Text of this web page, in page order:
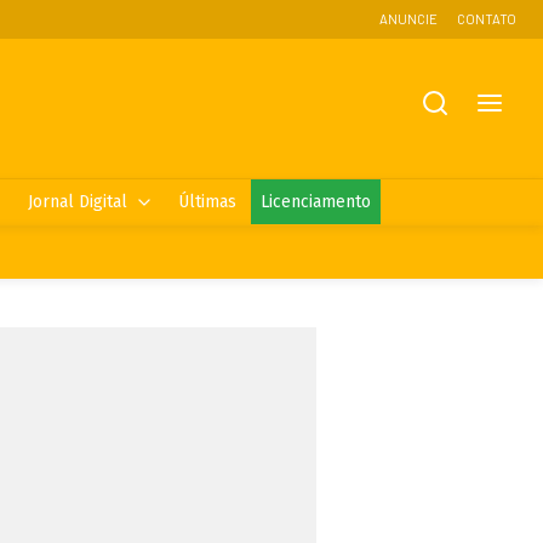
ANUNCIE CONTATO
Jornal Digital Últimas Licenciamento